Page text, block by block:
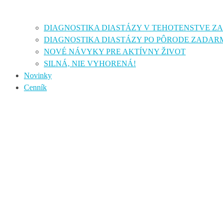
DIAGNOSTIKA DIASTÁZY V TEHOTENSTVE
DIAGNOSTIKA DIASTÁZY PO PÔRODE
NOVÉ NÁVYKY PRE AKTÍVNY ŽIVOT
SILNÁ, NIE VYHORENÁ!
Novinky
Cenník